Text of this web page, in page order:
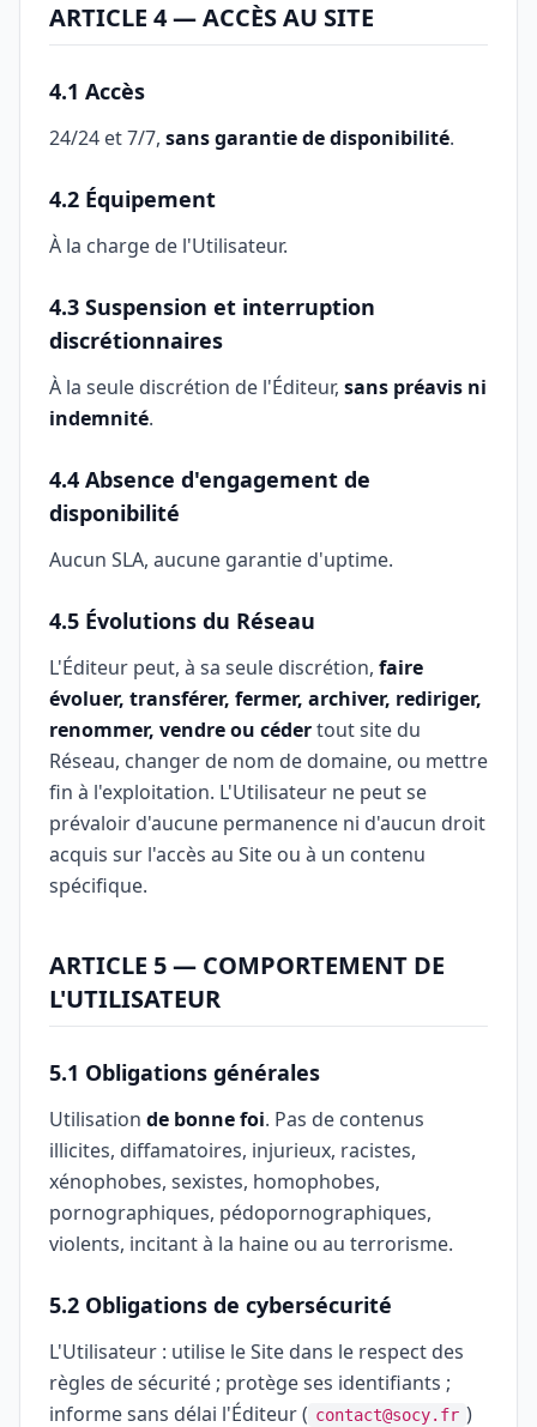
ARTICLE 4 — ACCÈS AU SITE
4.1 Accès
24/24 et 7/7, sans garantie de disponibilité.
4.2 Équipement
À la charge de l'Utilisateur.
4.3 Suspension et interruption
discrétionnaires
À la seule discrétion de l'Éditeur, sans préavis ni
indemnité.
4.4 Absence d'engagement de
disponibilité
Aucun SLA, aucune garantie d'uptime.
4.5 Évolutions du Réseau
L'Éditeur peut, à sa seule discrétion, faire
évoluer, transférer, fermer, archiver, rediriger,
renommer, vendre ou cédertout site du
Réseau, changer de nom de domaine, ou mettre
fin à l'exploitation. L'Utilisateur ne peut se
prévaloir d'aucune permanence ni d'aucun droit
acquis sur l'accès au Site ou à un contenu
spécifique.
ARTICLE 5 — COMPORTEMENT DE
L'UTILISATEUR
5.1 Obligations générales
Utilisation de bonne foi. Pas de contenus
illicites, diffamatoires, injurieux, racistes,
xénophobes, sexistes, homophobes,
pornographiques, pédopornographiques,
violents, incitant à la haine ou au terrorisme.
5.2 Obligations de cybersécurité
L'Utilisateur : utilise le Site dans le respect des
règles de sécurité ; protège ses identifiants ;
informe sans délai l'Éditeur ( contact@socy.fr )